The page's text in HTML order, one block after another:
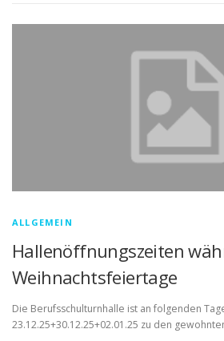
ALLGEMEIN
Hallenöffnungszeiten
Weihnachtsfeiertage
Die Berufsschulturnhalle ist an folgenden
23.12.25+30.12.25+02.01.25 zu den